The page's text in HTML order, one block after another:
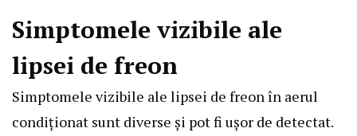
Simptomele vizibile ale
lipsei de freon
Simptomele vizibile ale lipsei de freon în aerul
condiționat sunt diverse și pot fi ușor de detectat.